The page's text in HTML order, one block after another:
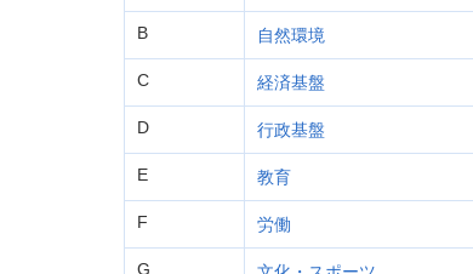
B 自然環境
C 経済基盤
D 行政基盤
E 教育
F 労働
G